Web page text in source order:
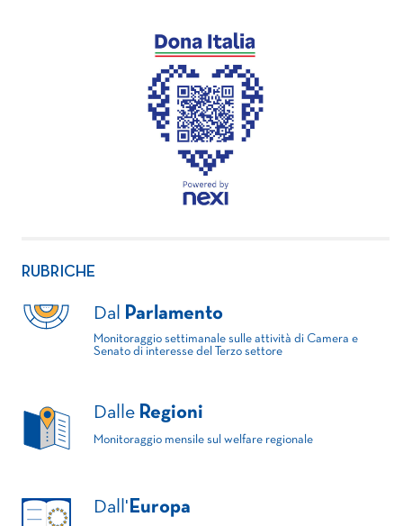
RUBRICHE
Dal Parlamento
Monitoraggio settimanale sulle attività di Camera e
Senato di interesse del Terzo settore
Dalle Regioni
Monitoraggio mensile sul welfare regionale
Dall' Europa